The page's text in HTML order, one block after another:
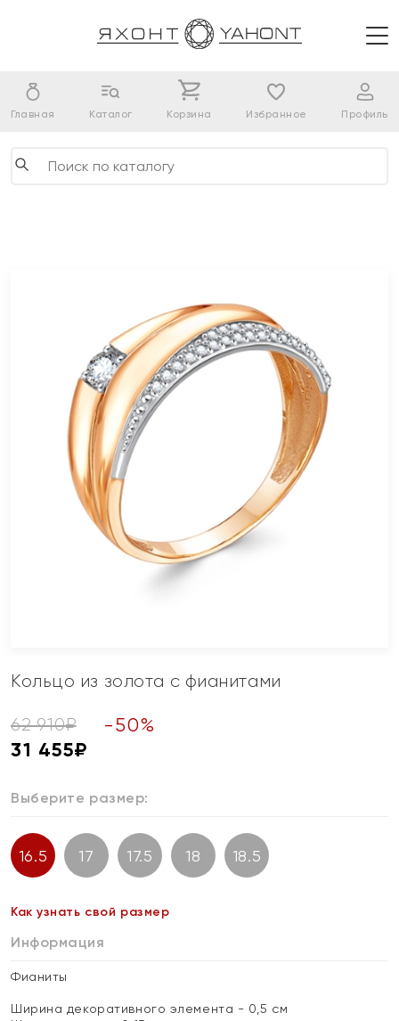
Главная Каталог Корзина Избранное Профиль
Кольцо из золота с фианитами
62 910₽ -50%
31 455₽
Выберите размер:
16.5 17 17.5 18 18.5
Как узнать свой размер
Информация
Фианиты
Ширина декоративного элемента - 0,5 см